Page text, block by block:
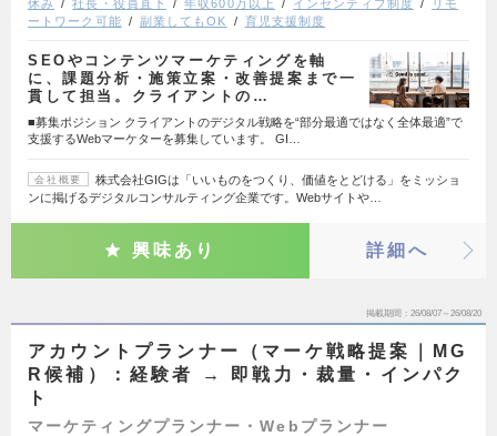
休み
社長・役員直下 年収600万以上 インセンティブ制度
リモ
ートワーク可能
副業してもOK 育児支援制度
SEOやコンテンツマーケティングを軸
に、課題分析・施策立案・改善提案まで一
貫して担当。クライアントの…
■募集ポジション クライアントのデジタル戦略を“部分最適ではなく全体最適”で
支援するWebマーケターを募集しています。 GI…
会社概要
株式会社GIGは「いいものをつくり、価値をとどける」をミッショ
ンに掲げるデジタルコンサルティング企業です。Webサイトや…
興味あり 詳細へ
掲載期間 26/08/07～26/08/20
アカウントプランナー（マーケ戦略提案｜MG
R候補）：経験者 → 即戦力・裁量・インパク
ト
マーケティングプランナー・Webプランナー